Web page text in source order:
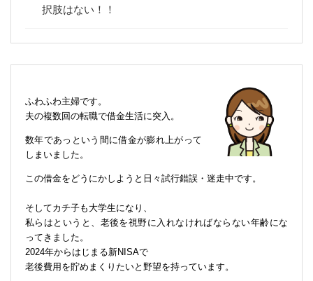
択肢はない！！
ふわふわ主婦です。
夫の複数回の転職で借金生活に突入。
数年であっという間に借金が膨れ上がって
しまいました。
この借金をどうにかしようと日々試行錯誤・迷走中です。
そしてカチ子も大学生になり、
私らはというと、老後を視野に入れなければならない年齢にな
ってきました。
2024年からはじまる新NISAで
老後費用を貯めまくりたいと野望を持っています。